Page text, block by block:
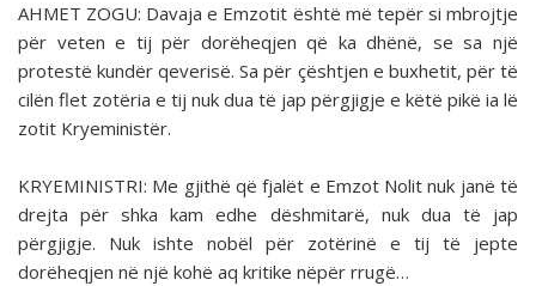
AHMET ZOGU: Davaja e Emzotit është më tepër si mbrojtje
për veten e tij për dorëheqjen që ka dhënë, se sa një
protestë kundër qeverisë. Sa për çështjen e buxhetit, për të
cilën flet zotëria e tij nuk dua të jap përgjigje e këtë pikë ia lë
zotit Kryeministër.
KRYEMINISTRI: Me gjithë që fjalët e Emzot Nolit nuk janë të
drejta për shka kam edhe dëshmitarë, nuk dua të jap
përgjigje. Nuk ishte nobël për zotërinë e tij të jepte
dorëheqjen në një kohë aq kritike nëpër rrugë…